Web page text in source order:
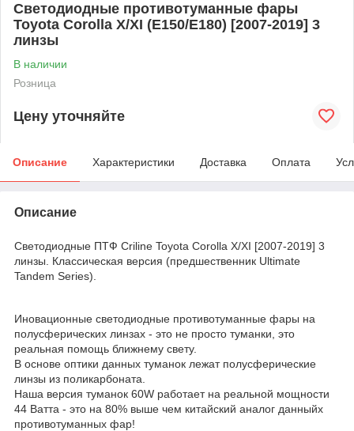
Светодиодные противотуманные фары
Toyota Corolla X/XI (E150/E180) [2007-2019] 3
линзы
В наличии
Розница
Цену уточняйте
Описание Характеристики Доставка Оплата
Описание
Светодиодные ПТФ Criline Toyota Corolla X/XI [2007-2019] 3
линзы. Классическая версия (предшественник Ultimate
Tandem Series).
Иновационные светодиодные противотуманные фары на
полусферических линзах - это не просто туманки, это
реальная помощь ближнему свету.
В основе оптики данных туманок лежат полусферические
линзы из поликарбоната.
Наша версия туманок 60W работает на реальной мощности
44 Ватта - это на 80% выше чем китайский аналог данныйх
противотуманных фар!